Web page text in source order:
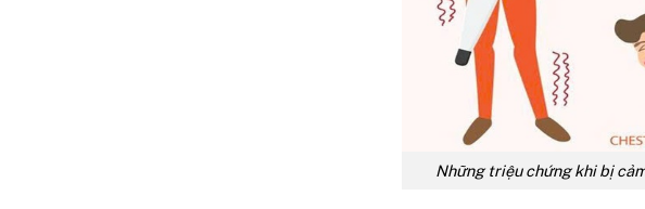
Những triệu chứng khi bị